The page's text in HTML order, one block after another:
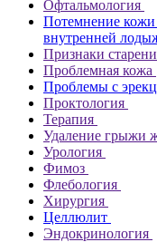
Офтальмология
Потемнение кожи
внутренней
Признаки
Проблемная кожа
Проблемы с
Проктология
Терапия
Удаление грыжи
Урология
Фимоз
Флебология
Хирургия
Целлюлит
Эндокринология